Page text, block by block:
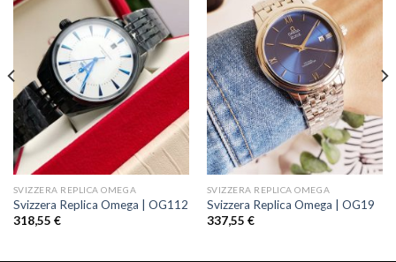
SVIZZERA REPLICA OMEGA
Svizzera Replica Omega | OG112
318,55 €
SVIZZERA REPLICA OMEGA
Svizzera Replica Omega | OG19
337,55 €